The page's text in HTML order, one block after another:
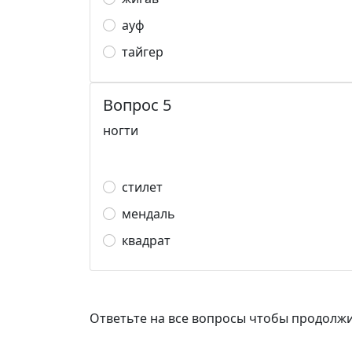
ауф
тайгер
Вопрос 5
ногти
стилет
мендаль
квадрат
Ответьте на все вопросы чтобы